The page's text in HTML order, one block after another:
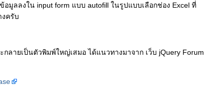
มูลลงใน input form แบบ autofill ในรูปแบบเลือกช่อง Excel ที่
งครับ
ลายเป็นตัวพิมพ์ใหญ่เสมอ ได้แนวทางมาจาก เว็บ jQuery Forum